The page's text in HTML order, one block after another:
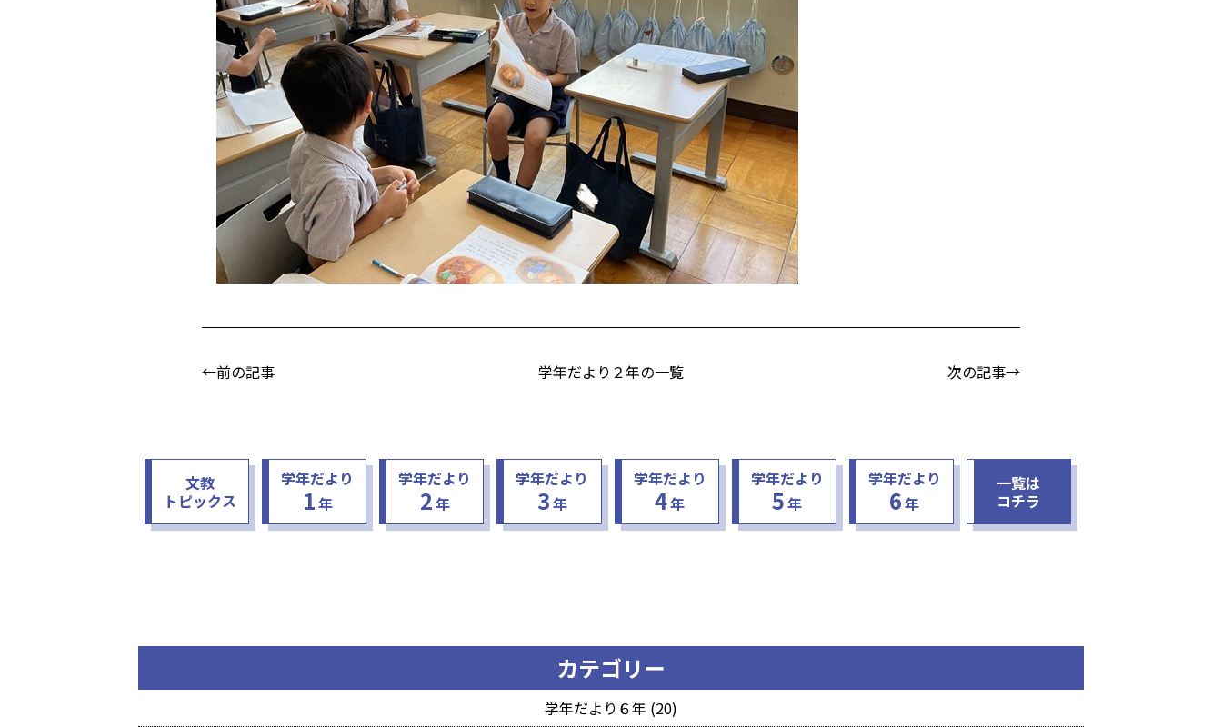
←前の記事 学年だより２年の一覧 次の記事→
文教
トピックス
学年だより
1年
学年だより
2年
学年だより
3年
学年だより
4年
学年だより
5年
学年だより
6年
一覧は
コチラ
カテゴリー
学年だより６年 (20)